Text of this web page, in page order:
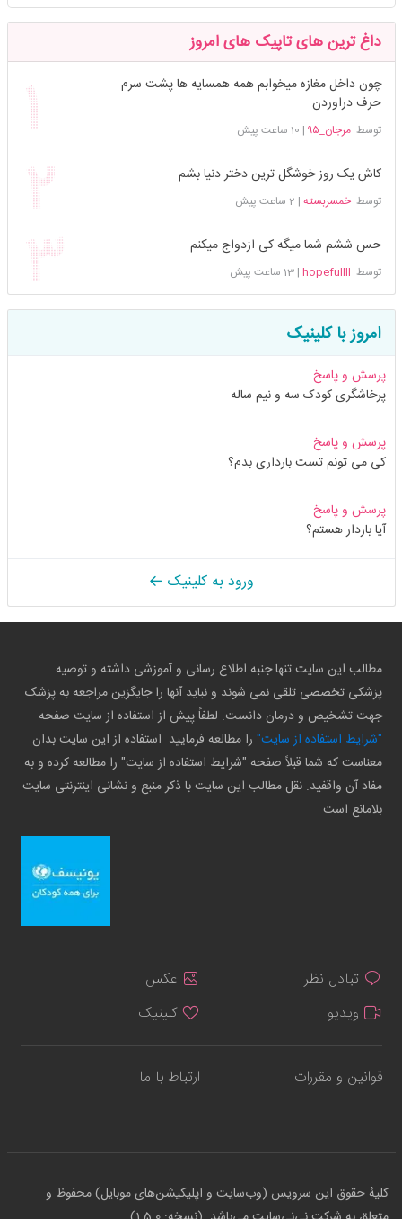
داغ ترین های تاپیک های امروز
چون داخل مغازه میخوابم همه همسایه ها پشت سرم
حرف دراوردن
توسطمرجان_۹۵ | 10 ساعت پیش
کاش یک روز خوشگل ترین دختر دنیا بشم
توسطخمسربسته | 2 ساعت پیش
حس ششم شما میگه کی ازدواج میکنم
توسط hopefullll
|13 ساعت پیش
امروز با کلینیک
پرسش و پاسخ
پرخاشگری کودک سه و نیم ساله
پرسش و پاسخ
کی می تونم تست بارداری بدم؟
پرسش و پاسخ
آیا باردار هستم؟
ورود به کلینیک
مطالب این سایت تنها جنبه اطلاع رسانی و آموزشی داشته و توصیه
پزشکی تخصصی تلقی نمی شوند و نباید آنها را جایگزین مراجعه به پزشک
جهت تشخیص و درمان دانست. لطفاً پیش از استفاده از سایت صفحه
"شرایط استفاده از سایت" را مطالعه فرمایید. استفاده از این سایت بدان
معناست که شما قبلاً صفحه "شرایط استفاده از سایت" را مطالعه کرده و به
مفاد آن واقفید. نقل مطالب این سایت با ذکر منبع و نشانی اینترنتی سایت
بلامانع است
تبادل نظر
عکس
ویدیو
کلینیک
قوانین و مقررات ارتباط با ما
کلیهٔ حقوق این سرویس (وب‌سایت و اپلیکیشن‌های موبایل) محفوظ و